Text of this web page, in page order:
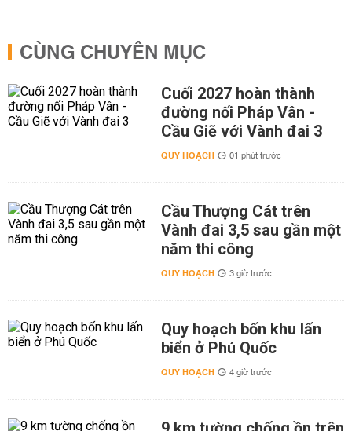
CÙNG CHUYÊN MỤC
Cuối 2027 hoàn thành
đường nối Pháp Vân -
Cầu Giẽ với Vành đai 3
QUY HOẠCH 01 phút trước
Cầu Thượng Cát trên
Vành đai 3,5 sau gần một
năm thi công
QUY HOẠCH 3 giờ trước
Quy hoạch bốn khu lấn
biển ở Phú Quốc
QUY HOẠCH 4 giờ trước